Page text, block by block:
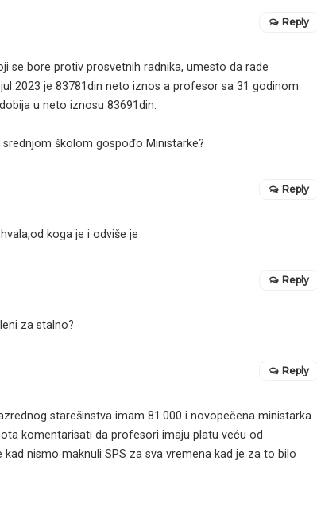
se bore protiv prosvetnih radnika, umesto da rade
2023 je 83781din neto iznos a profesor sa 31 godinom
u neto iznosu 83691din.
školom gospođo Ministarke?
Reply
koga je i odviše je
Reply
za stalno?
Reply
starešinstva imam 81.000 i novopečena ministarka
komentarisati da profesori imaju platu veću od
nismo maknuli SPS za sva vremena kad je za to bilo
Reply